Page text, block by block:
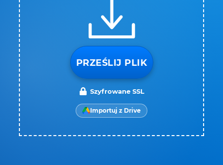
PRZEŚLIJ PLIK
Szyfrowane SSL
Importuj z Drive